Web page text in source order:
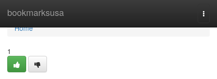
bookmarksusa
Home
Home
1